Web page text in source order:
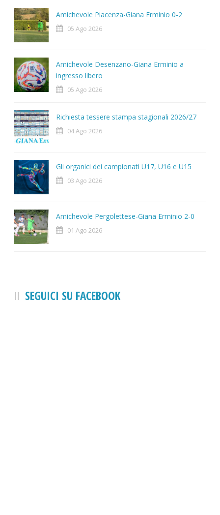
Amichevole Piacenza-Giana Erminio 0-2
05 Ago 2026
Amichevole Desenzano-Giana Erminio a
ingresso libero
05 Ago 2026
Richiesta tessere stampa stagionali 2026/27
04 Ago 2026
Gli organici dei campionati U17, U16 e U15
03 Ago 2026
Amichevole Pergolettese-Giana Erminio 2-0
01 Ago 2026
SEGUICI SU FACEBOOK